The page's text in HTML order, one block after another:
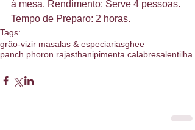
à mesa. Rendimento: Serve 4 pessoas.
Tempo de Preparo: 2 horas.
Tags:
grão-vizir masalas & especiariasghee
panch phoron rajasthanipimenta calabresalentilha